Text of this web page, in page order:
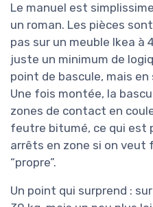
Le manuel est
un roman. Les pièces
pas sur un meuble Ikea
juste un minimum de
point de bascule, mais
Une fois montée, la
zones de contact en
feutre bitumé, ce qui est
arrêts en zone si on veut
“propre”.
Un point qui surprend :